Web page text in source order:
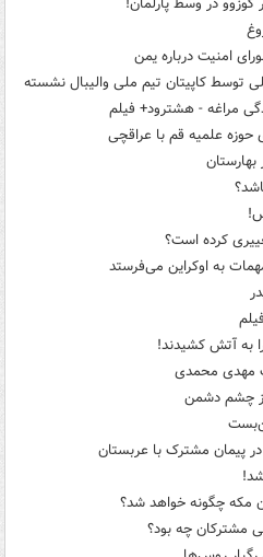
امنیت درباره یمن
توسط کاپیتان تیم ملی والیبال نشسته
مراغه - هشترود+ فیلم
علمیه قم با عراقچی
کرده است؟
به اوکراین می‌فرستد
به آتش کشیدند!
مهدی محمدی
از چشم دشمن
پیمان مشترک با عربستان
مکه چگونه خواهد شد؟
مشترکان چه بود؟